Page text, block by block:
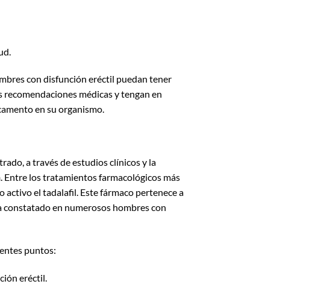
con disfunción eréctil puedan tener
médicas y tengan en
en su organismo.
a través de estudios clínicos y la
Entre los tratamientos farmacológicos más
el tadalafil. Este fármaco pertenece a
constatado en numerosos hombres con
puntos:
eréctil.